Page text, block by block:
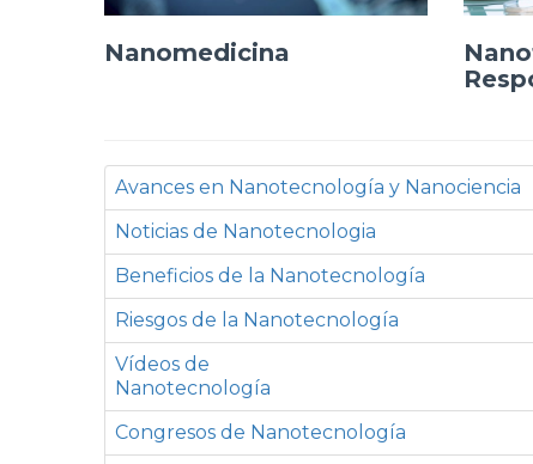
Nanomedicina
Avances en Nanotecnología y Nanociencia
Noticias de Nanotecnologia
Beneficios de la Nanotecnología
Riesgos de la Nanotecnología
Vídeos de
Nanotecnología
Congresos de Nanotecnología